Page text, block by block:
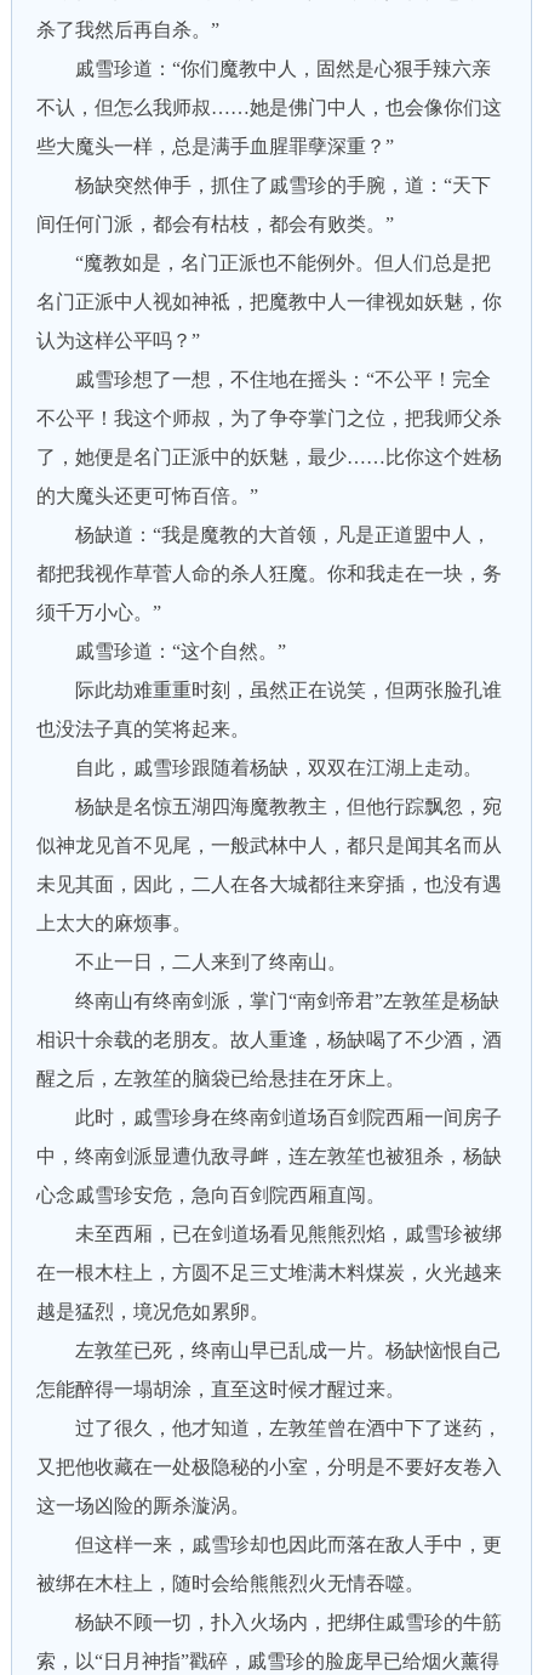
杀了我然后再自杀。”
戚雪珍道：“你们魔教中人，固然是心狠手辣六亲
不认，但怎么我师叔……她是佛门中人，也会像你们这
些大魔头一样，总是满手血腥罪孽深重？”
杨缺突然伸手，抓住了戚雪珍的手腕，道：“天下
间任何门派，都会有枯枝，都会有败类。”
“魔教如是，名门正派也不能例外。但人们总是把
名门正派中人视如神祗，把魔教中人一律视如妖魅，你
认为这样公平吗？”
戚雪珍想了一想，不住地在摇头：“不公平！完全
不公平！我这个师叔，为了争夺掌门之位，把我师父杀
了，她便是名门正派中的妖魅，最少……比你这个姓杨
的大魔头还更可怖百倍。”
杨缺道：“我是魔教的大首领，凡是正道盟中人，
都把我视作草菅人命的杀人狂魔。你和我走在一块，务
须千万小心。”
戚雪珍道：“这个自然。”
际此劫难重重时刻，虽然正在说笑，但两张脸孔谁
也没法子真的笑将起来。
自此，戚雪珍跟随着杨缺，双双在江湖上走动。
杨缺是名惊五湖四海魔教教主，但他行踪飘忽，宛
似神龙见首不见尾，一般武林中人，都只是闻其名而从
未见其面，因此，二人在各大城都往来穿插，也没有遇
上太大的麻烦事。
不止一日，二人来到了终南山。
终南山有终南剑派，掌门“南剑帝君”左敦笙是杨缺
相识十余载的老朋友。故人重逢，杨缺喝了不少酒，酒
醒之后，左敦笙的脑袋已给悬挂在牙床上。
此时，戚雪珍身在终南剑道场百剑院西厢一间房子
中，终南剑派显遭仇敌寻衅，连左敦笙也被狙杀，杨缺
心念戚雪珍安危，急向百剑院西厢直闯。
未至西厢，已在剑道场看见熊熊烈焰，戚雪珍被绑
在一根木柱上，方圆不足三丈堆满木料煤炭，火光越来
越是猛烈，境况危如累卵。
左敦笙已死，终南山早已乱成一片。杨缺恼恨自己
怎能醉得一塌胡涂，直至这时候才醒过来。
过了很久，他才知道，左敦笙曾在酒中下了迷药，
又把他收藏在一处极隐秘的小室，分明是不要好友卷入
这一场凶险的厮杀漩涡。
但这样一来，戚雪珍却也因此而落在敌人手中，更
被绑在木柱上，随时会给熊熊烈火无情吞噬。
杨缺不顾一切，扑入火场内，把绑住戚雪珍的牛筋
索，以“日月神指”戳碎，戚雪珍的脸庞早已给烟火薰得